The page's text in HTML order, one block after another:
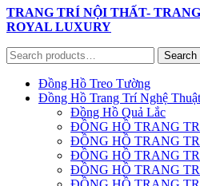
TRANG TRÍ NỘI THẤT-
ROYAL LUXURY
Search
for:
Search
Đồng Hồ Treo Tường
Đồng Hồ Trang Trí Nghệ Thuật
Đồng Hồ Quả Lắc
ĐỒNG HỒ TRANG
ĐỒNG HỒ TRANG
ĐỒNG HỒ TRANG
ĐỒNG HỒ TRANG